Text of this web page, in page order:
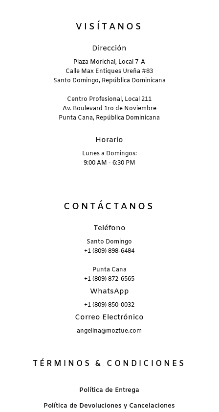
VISÍTANOS
Dirección
Plaza Morichal, Local 7-A
Calle Max Entiques Ureña #83
Santo Domingo, República Dominicana
Centro Profesional, Local 211
Av. Boulevard 1ro de Noviembre
Punta Cana, República Dominicana
Horario
Lunes a Domingos:
9:00 AM - 6:30 PM
CONTÁCTANOS
Teléfono
Santo Domingo
+1 (809) 898-6484
Punta Cana
+1 (809) 872-6565
WhatsApp
+1 (809) 850-0032
Correo Electrónico
angelina@moztue.com
TÉRMINOS & CONDICIONES
Política de Entrega
Política de Devoluciones y Cancelaciones